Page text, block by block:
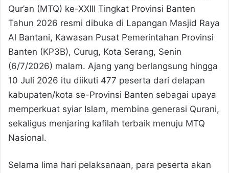
Qur’an (MTQ) ke-XXIII Tingkat Provinsi Banten
Tahun 2026 resmi dibuka di Lapangan Masjid Raya
Al Bantani, Kawasan Pusat Pemerintahan Provinsi
Banten (KP3B), Curug, Kota Serang, Senin
(6/7/2026) malam. Ajang yang berlangsung hingga
10 Juli 2026 itu diikuti 477 peserta dari delapan
kabupaten/kota se-Provinsi Banten sebagai upaya
memperkuat syiar Islam, membina generasi Qurani,
sekaligus menjaring kafilah terbaik menuju MTQ
Nasional.
Selama lima hari pelaksanaan, para peserta akan